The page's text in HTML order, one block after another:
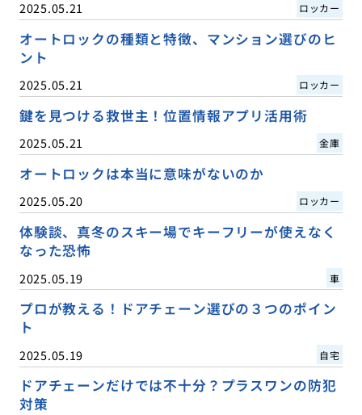
2025.05.21 ロッカー
オートロックの種類と特徴、マンション選びのヒ
ント
2025.05.21 ロッカー
鍵を見つける救世主！位置情報アプリ活用術
2025.05.21 金庫
オートロックは本当に意味がないのか
2025.05.20 ロッカー
体験談、真冬のスキー場でキーフリーが使えなく
なった恐怖
2025.05.19 車
プロが教える！ドアチェーン選びの３つのポイン
ト
2025.05.19 自宅
ドアチェーンだけでは不十分？プラスワンの防犯
対策